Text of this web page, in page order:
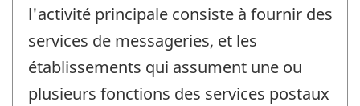
l'activité principale consiste à fournir des
services de messageries, et les
établissements qui assument une ou
plusieurs fonctions des services postaux